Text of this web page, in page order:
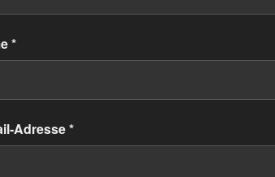
*
Adresse*